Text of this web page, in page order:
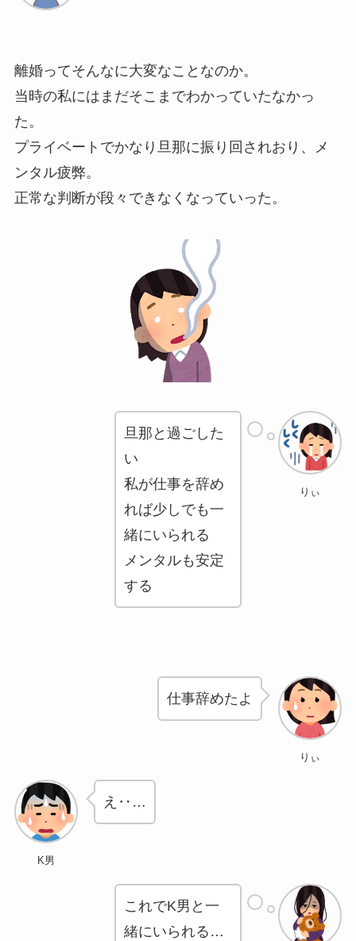
離婚ってそんなに大変なことなのか。
当時の私にはまだそこまでわかっていたなかっ
た。
プライベートでかなり旦那に振り回されおり、メ
ンタル疲弊。
正常な判断が段々できなくなっていった。
りぃ
旦那と過ごした
い
私が仕事を辞め
れば少しでも一
緒にいられる
メンタルも安定
する
りぃ
仕事辞めたよ
K男
え‥…
これでK男と一
緒にいられる…